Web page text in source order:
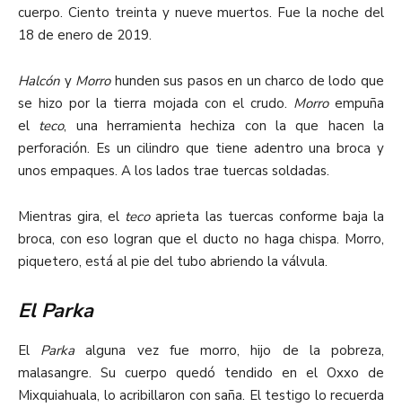
cuerpo. Ciento treinta y nueve muertos. Fue la noche del
18 de enero de 2019.
Halcón y Morro hunden sus pasos en un charco de lodo que
se hizo por la tierra mojada con el crudo. Morro empuña
el teco, una herramienta hechiza con la que hacen la
perforación. Es un cilindro que tiene adentro una broca y
unos empaques. A los lados trae tuercas soldadas.
Mientras gira, el teco aprieta las tuercas conforme baja la
broca, con eso logran que el ducto no haga chispa. Morro,
piquetero, está al pie del tubo abriendo la válvula.
El Parka
El Parka
alguna vez fue morro, hijo de la pobreza,
malasangre. Su cuerpo quedó tendido en el Oxxo de
Mixquiahuala, lo acribillaron con saña. El testigo lo recuerda